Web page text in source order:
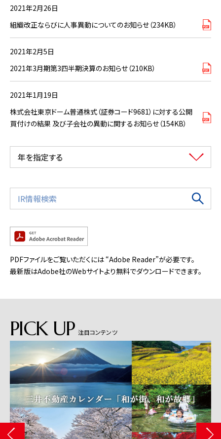
2021年2月26日
組織改正ならびに人事異動についてのお知らせ（234KB）
2021年2月5日
2021年3月期第3四半期決算のお知らせ（210KB）
2021年1月19日
株式会社東京ドーム普通株式（証券コード9681）に対する公開
買付けの結果 及び子会社の異動に関するお知らせ（154KB）
年を指定する
PDFファイルをご覧いただくには “Adobe Reader”が必要です。
最新版はAdobe社のWebサイトより無料でダウンロードできます。
PICK UP 注目コンテンツ